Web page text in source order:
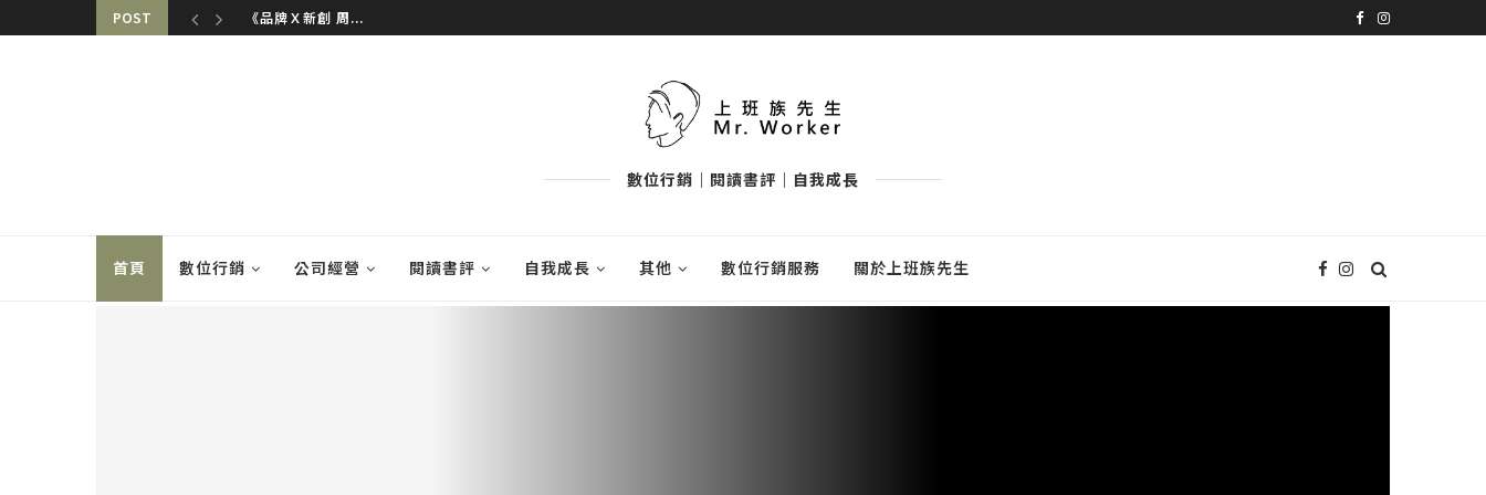
POST 一人公司【負責人...
數位行銷｜閱讀書評｜自我成長
首頁 數位行銷 公司經營 閱讀書評 自我成長 其他 數位行銷服務 關於上班族先生